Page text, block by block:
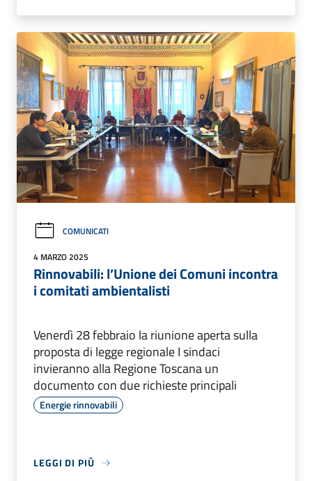
COMUNICATI
4 MARZO 2025
Rinnovabili: l’Unione dei Comuni incontra
i comitati ambientalisti
Venerdì 28 febbraio la riunione aperta sulla
proposta di legge regionale I sindaci
invieranno alla Regione Toscana un
documento con due richieste principali
Energie rinnovabili
LEGGI DI PIÙ